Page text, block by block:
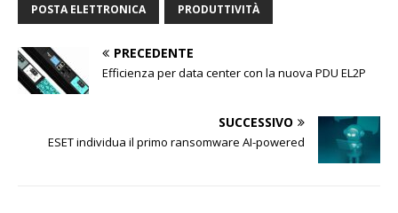
POSTA ELETTRONICA PRODUTTIVITÀ
PRECEDENTE
Efficienza per data center con la nuova PDU EL2P
SUCCESSIVO
ESET individua il primo ransomware AI-powered